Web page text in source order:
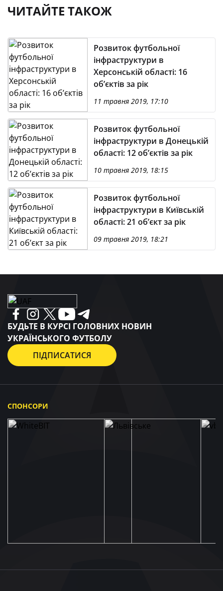
ЧИТАЙТЕ ТАКОЖ
Розвиток футбольної
інфраструктури в
Херсонській області: 16
об’єктів за рік
11 травня 2019, 17:10
Розвиток футбольної
інфраструктури в Донецькій
області: 12 об’єктів за рік
10 травня 2019, 18:15
Розвиток футбольної
інфраструктури в Київській
області: 21 об’єкт за рік
09 травня 2019, 18:21
БУДЬТЕ В КУРСІ ГОЛОВНИХ НОВИН
УКРАЇНСЬКОГО ФУТБОЛУ
ПІДПИСАТИСЯ
СПОНСОРИ